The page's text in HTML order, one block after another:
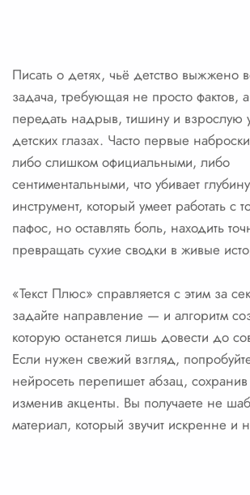
Писать о детях, чьё детство выжжено
задача, требующая не просто фактов,
передать надрыв, тишину и взрослую
детских глазах. Часто первые
либо слишком официальными, либо
сентиментальными, что убивает
инструмент, который умеет работать с
пафос, но оставлять боль, находить
превращать сухие сводки в живые
«Текст Плюс» справляется с этим за
задайте направление — и алгоритм
которую останется лишь довести до
Если нужен свежий взгляд,
нейросеть перепишет абзац,
изменив акценты. Вы получаете не
материал, который звучит искренне и